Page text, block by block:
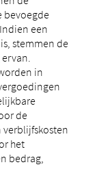
bevoegde
een
stemmen de
in
de
verblijfskosten
het
bedrag,